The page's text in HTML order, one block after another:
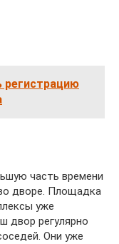
регистрацию
часть времени
дворе. Площадка
уже
двор регулярно
Они уже